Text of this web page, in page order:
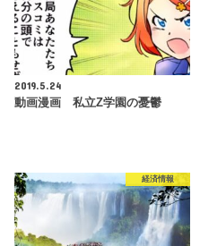
2019.5.24
動画漫画 私立Z学園の憂鬱
経済情報